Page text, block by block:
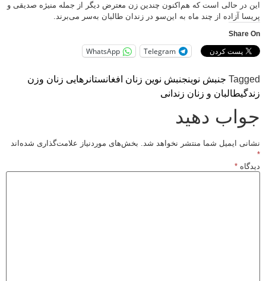
این در حالی است که هم‌اکنون چندین زن معترض دیگر از جمله منیژه صدیقی و
پریسا آزاده از چند ماه به این‌سو در زندان طالبان به‌سر می‌برند.
Share On
Telegram
WhatsApp
Tagged جنبش نوینجنبش نوین زنان افغانستانرهایی زنان و زن
زندگیطالبان و زنان زندانی
جواب دهید
نشانی ایمیل شما منتشر نخواهد شد. بخش‌های موردنیاز علامت‌گذاری شده‌اند
دیدگاه*